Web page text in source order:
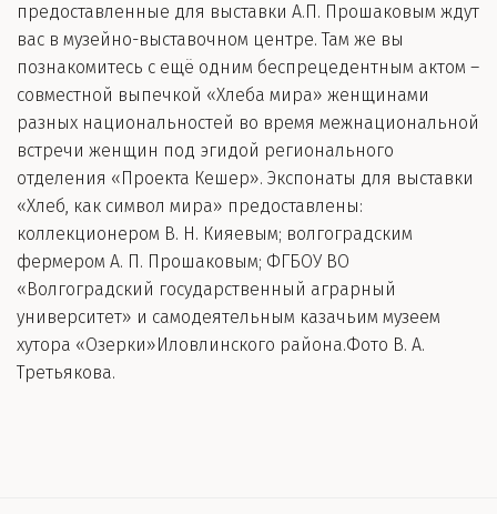
предоставленные для выставки А.П. Прошаковым ждут
вас в музейно-выставочном центре. Там же вы
познакомитесь с ещё одним беспрецедентным актом –
совместной выпечкой «Хлеба мира» женщинами
разных национальностей во время межнациональной
встречи женщин под эгидой регионального
отделения «Проекта Кешер». Экспонаты для выставки
«Хлеб, как символ мира» предоставлены:
коллекционером В. Н. Кияевым; волгоградским
фермером А. П. Прошаковым; ФГБОУ ВО
«Волгоградский государственный аграрный
университет» и самодеятельным казачьим музеем
хутора «Озерки»Иловлинского района.Фото В. А.
Третьякова.